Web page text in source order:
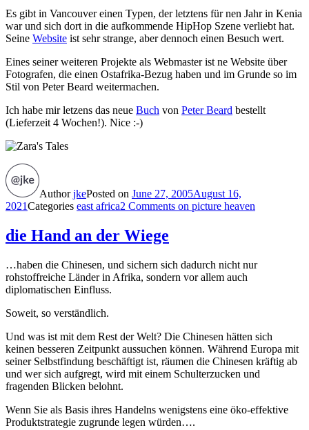
Es gibt in Vancouver einen Typen, der letztens für nen Jahr in Kenia
war und sich dort in die aufkommende HipHop Szene verliebt hat.
Seine Website ist sehr strange, aber dennoch einen Besuch wert.
Eines seiner weiteren Projekte als Webmaster ist ne Website über
Fotografen, die einen Ostafrika-Bezug haben und im Grunde so im
Stil von Peter Beard weitermachen.
Ich habe mir letzens das neue Buch von Peter Beard bestellt
(Lieferzeit 4 Wochen!). Nice :-)
AuthorjkePosted on June 27, 2005August 16,
2021Categories east africa2 Comments on picture heaven
die Hand an der Wiege
…haben die Chinesen, und sichern sich dadurch nicht nur
rohstoffreiche Länder in Afrika, sondern vor allem auch
diplomatischen Einfluss.
Soweit, so verständlich.
Und was ist mit dem Rest der Welt? Die Chinesen hätten sich
keinen besseren Zeitpunkt aussuchen können. Während Europa mit
seiner Selbstfindung beschäftigt ist, räumen die Chinesen kräftig ab
und wer sich aufgregt, wird mit einem Schulterzucken und
fragenden Blicken belohnt.
Wenn Sie als Basis ihres Handelns wenigstens eine öko-effektive
Produktstrategie zugrunde legen würden….